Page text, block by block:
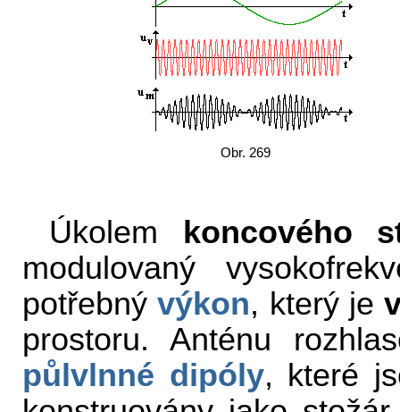
Obr. 269
Úkolem
koncového
modulovaný
potřebnývýkon, který je
prostoru. Anténu
půlvlnné dipóly, které